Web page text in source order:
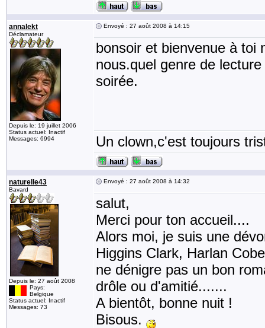
annalekt
Déclamateur
Depuis le: 19 juillet 2006
Status actuel: Inactif
Messages: 6994
Envoyé : 27 août 2008 à 14:15
bonsoir et bienvenue à toi
nous.quel genre de
soirée.
Un clown,c'est toujours
naturelle43
Bavard
Depuis le: 27 août 2008
Pays:
Belgique
Status actuel: Inactif
Messages: 73
Envoyé : 27 août 2008 à 14:32
salut,
Merci pour ton accueil....
Alors moi, je suis une
Higgins Clark, Harlan
ne dénigre pas un bon
drôle ou d'amitié.......
A bientôt, bonne nuit !
Bisous.